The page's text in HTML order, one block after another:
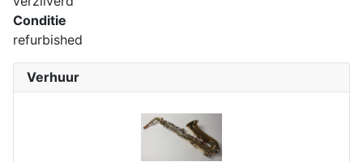
Verhuur
Conditie
refurbished